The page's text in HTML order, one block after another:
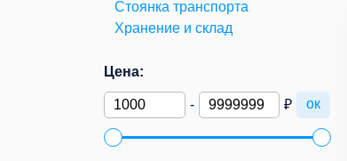
Стоянка транспорта
Хранение и склад
Цена:
- ₽ ок